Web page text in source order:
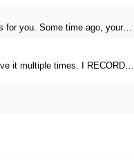
Hello! Unfortunately, there is some bad news for you. Some time ago, your device was infected with my private Trojan, R.A.T. (Remote Administration Tool). If you want to find out more about it, simply use Google. My Trojan allowed me to access your files, accounts, and your camera. Check the sender of this email; I have sent it from your email account. I RECORDED YOU MASTURBATING THROUGH YOUR CAMERA! If you still doubt my serious intentions, it only takes a couple of mouse clicks to share the video of you masturbating with your family, friends, relatives, all email contacts, on social networks, and the darknet. After that, I removed my malware to leave no traces. To ensure you read this email, you will receive it multiple times. All you need is $1400 USD in Bitcoin (BTC), transferred to my wallet address. After the transaction is successful, I will proceed to delete everything. You can purchase Bitcoin (BTC) from reputable exchanges here: http://www.coinbase.com - Payment options: Credit/Debit Cards, Bank Transfers, PayPal (in some regions). http://www.binance.com - Payment options: Credit/Debit Cards, Bank Transfers, P2P trading, third-party payment providers, and gift cards. http://www.bitrefill.com - Payment options: Paysafecard, credit/debit cards, crypto, bank transfer, and other gift cards. http://www.crypto.com - Payment options: Credit/Debit Cards, Bank Transfers, Apple Pay, Google Pay, and more. http://www.etoro.com - Payment options: Credit/Debit Cards, Bank Transfers, PayPal. Alternatively, simply Google for other exchanges. Once purchased, you can send the Bitcoin (BTC) directly to my wallet address or use a wallet application such as Atomic Wallet or Exodus Wallet to manage your transactions. My Bitcoin (BTC) wallet address is: 16FnhJgft5PxM3QNRjq9FiafkKHAAv8Ngy Yes, that's how the wallet address looks. Copy and paste my wallet address; it's case-sensitive. A piece of advice from me: regularly change all your passwords and update your device with the latest security patches.
To ensure you read this email, you will receive it multiple times. I RECORDED YOU MASTURBATING THROUGH YOUR CAMERA! After that, I removed my malware to leave no traces. If you still doubt my serious intentions, it only takes a couple of mouse clicks to share the video of you masturbating with your family, friends, relatives, all email contacts, on social networks, and the darknet. All you need is $800 USD in Bitcoin (BTC), transferred to my wallet address. After the transaction is successful, I will proceed to delete everything. You can purchase Bitcoin (BTC) from reputable exchanges here: http://www.coinbase.com - Payment options: Credit/Debit Cards, Bank Transfers, PayPal (in some regions). http://www.binance.com - Payment options: Credit/Debit Cards, Bank Transfers, P2P trading, third-party payment providers, and gift cards. http://www.bitrefill.com - Payment options: Paysafecard, credit/debit cards, crypto, bank transfer, and other gift cards. http://www.crypto.com - Payment options: Credit/Debit Cards, Bank Transfers, Apple Pay, Google Pay, and more. http://www.etoro.com - Payment options: Credit/Debit Cards, Bank Transfers, PayPal. Alternatively, simply Google for other exchanges. Once purchased, you can send the Bitcoin (BTC) directly to my wallet address or use a wallet application such as Atomic Wallet or Exodus Wallet to manage your transactions. My Bitcoin (BTC) wallet address is: 16FnhJgft5PxM3QNRjq9FiafkKHAAv8Ngy